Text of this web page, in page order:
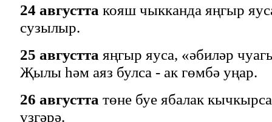
24 августта кояш чыкканда яңгыр
сузылыр.
25 августта яңгыр яуса, «әбиләр
Җылы һәм аяз булса - ак гөмбә уңар.
26 августта төне буе ябалак
үзгәрә.